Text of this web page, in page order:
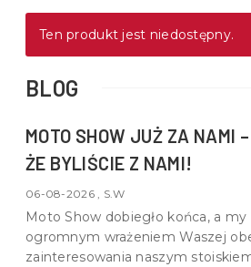
Ten produkt jest niedostępny.
BLOG
MOTO SHOW JUŻ ZA NAMI
ŻE BYLIŚCIE Z NAMI!
06-08-2026 , S.W
Moto Show dobiegło końca, a
ogromnym wrażeniem Waszej
zainteresowania naszym